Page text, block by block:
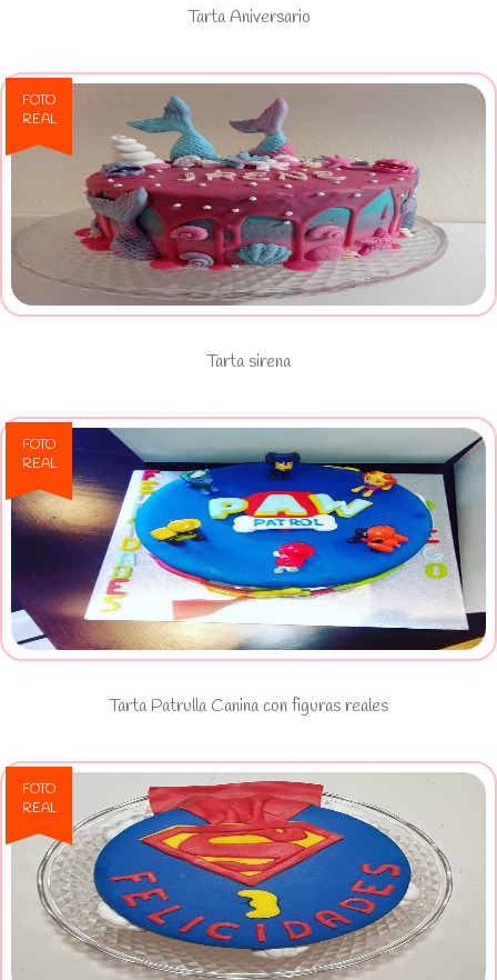
Tarta Aniversario
FOTO
REAL
Ver Tarta sirena
Tarta sirena
FOTO
REAL
Ver Tarta Patrulla Canina con
figuras reales
Tarta Patrulla Canina con figuras reales
FOTO
REAL
Ver Tarta Fondant Superman